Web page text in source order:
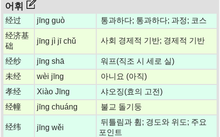
어휘
经过 jīng guò
통과하다; 통과하다; 과정; 코스
经济基
础
jīng jì jī chǔ 사회 경제적 기반; 경제적 기반
经纱 jīng shā
워프(직조 시 세로 실)
未经
wèi jīng
아니요 (아직)
孝经
Xiào Jīng
샤오징(효의 고전)
经幢
jīng chuáng 불교 돌기둥
经纬 jīng wěi
뒤틀림과 휨; 경도와 위도; 주요
포인트